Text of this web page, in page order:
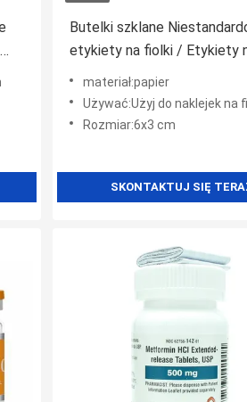
Butelki szklane
etykiety na fiolki / Etykiety
butelki medyczne z
papierowym
materiał:papier
Używać:Użyj do naklejek na
Rozmiar:6x3 cm
SKONTAKTUJ SIĘ